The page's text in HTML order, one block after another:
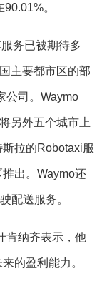
。
务已被期待多
主要都市区的部
公司。Waymo
另外五个城市上
拉的Robotaxi服
出。Waymo还
配送服务。
肯纳齐表示，他
的盈利能力。